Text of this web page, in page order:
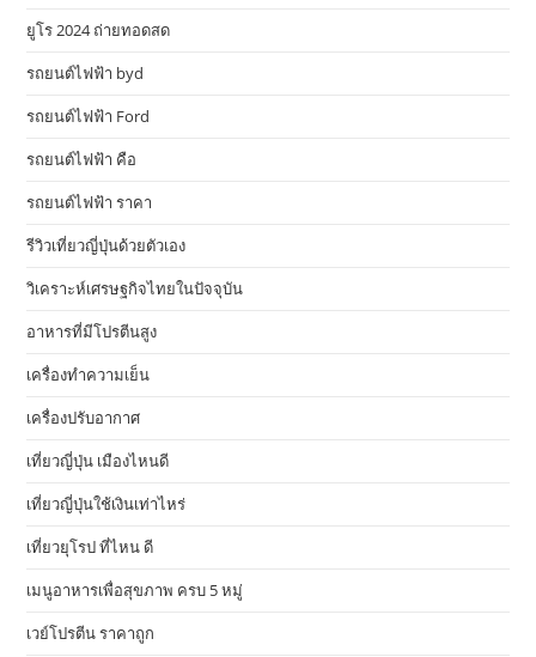
ยูโร 2024 ถ่ายทอดสด
รถยนต์ไฟฟ้า byd
รถยนต์ไฟฟ้า Ford
รถยนต์ไฟฟ้า คือ
รถยนต์ไฟฟ้า ราคา
รีวิวเที่ยวญี่ปุ่นด้วยตัวเอง
วิเคราะห์เศรษฐกิจไทยในปัจจุบัน
อาหารที่มีโปรตีนสูง
เครื่องทำความเย็น
เครื่องปรับอากาศ
เที่ยวญี่ปุ่น เมืองไหนดี
เที่ยวญี่ปุ่นใช้เงินเท่าไหร่
เที่ยวยุโรป ที่ไหน ดี
เมนูอาหารเพื่อสุขภาพ ครบ 5 หมู่
เวย์โปรตีน ราคาถูก